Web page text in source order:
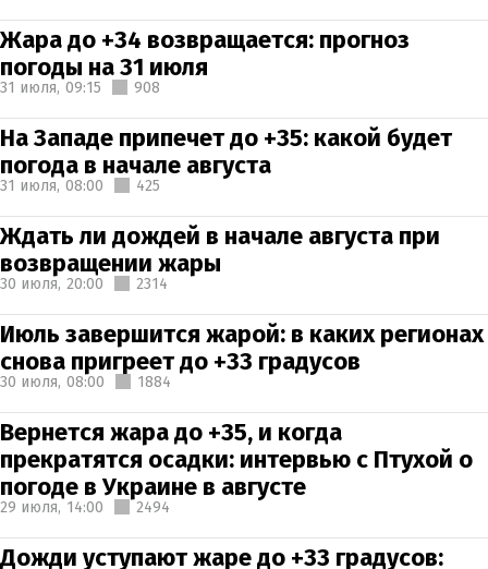
Жара до +34 возвращается: прогноз
погоды на 31 июля
31 июля, 09:15 908
На Западе припечет до +35: какой будет
погода в начале августа
31 июля, 08:00 425
Ждать ли дождей в начале августа при
возвращении жары
30 июля, 20:00 2314
Июль завершится жарой: в каких регионах
снова пригреет до +33 градусов
30 июля, 08:00 1884
Вернется жара до +35, и когда
прекратятся осадки: интервью с Птухой о
погоде в Украине в августе
29 июля, 14:00 2494
Дожди уступают жаре до +33 градусов: